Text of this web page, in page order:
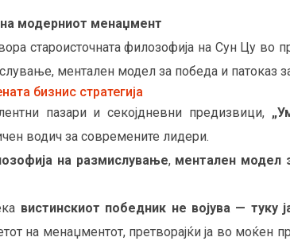
на модерниот менаџмент
староисточната филозофија на Сун Цу
ментален модел за победа и патоказ
бизнис стратегија
пазари и секојдневни предизвици,
водич за современите лидери.
на размислување, ментален модел
вистинскиот победник не војува — туку
на менаџментот, претворајќи ја во